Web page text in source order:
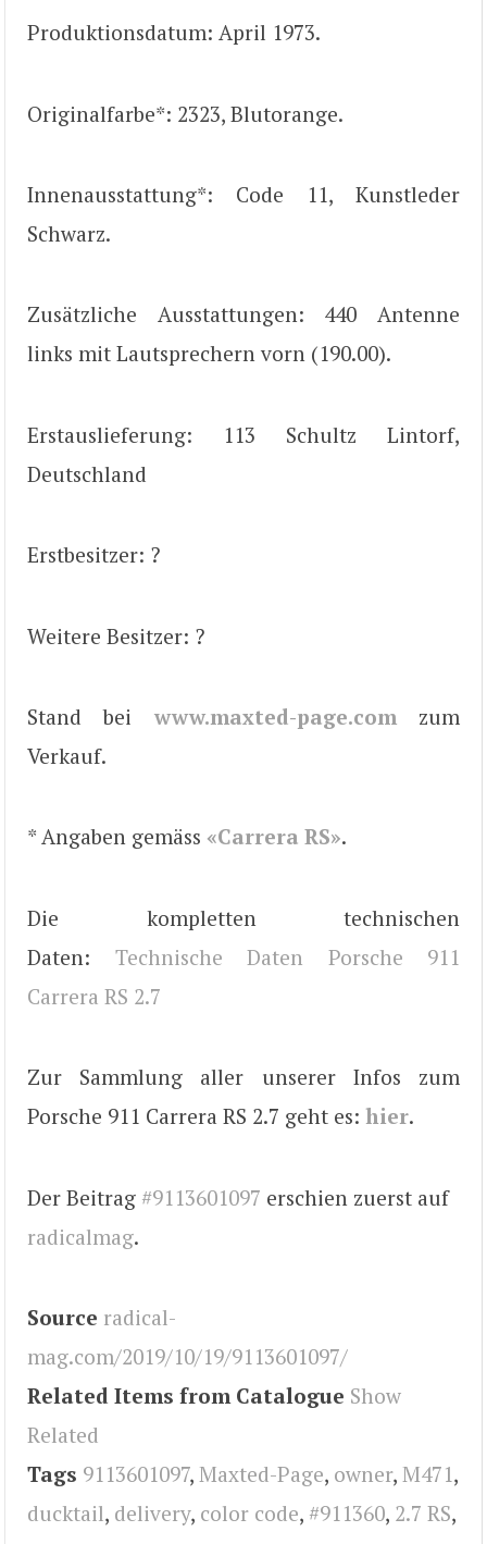
Produktionsdatum: April 1973.
Originalfarbe*: 2323, Blutorange.
Innenausstattung*: Code 11, Kunstleder
Schwarz.
Zusätzliche Ausstattungen: 440 Antenne
links mit Lautsprechern vorn (190.00).
Erstauslieferung: 113 Schultz Lintorf,
Deutschland
Erstbesitzer: ?
Weitere Besitzer: ?
Stand bei www.maxted-page.comzum
Verkauf.
* Angaben gemäss «Carrera RS».
Die kompletten technischen
Daten: Technische Daten Porsche 911
Carrera RS 2.7
Zur Sammlung aller unserer Infos zum
Porsche 911 Carrera RS 2.7 geht es: hier.
Der Beitrag #9113601097 erschien zuerst auf
radicalmag.
Source radical-
mag.com/2019/10/19/9113601097/
Related Items from Catalogue Show
Related
Tags 9113601097, Maxted-Page, owner, M471,
ducktail, delivery, color code, #911360, 2.7 RS,